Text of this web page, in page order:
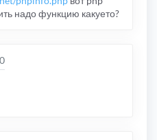
надо функцию какуето?